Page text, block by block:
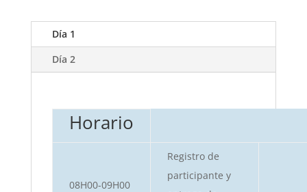
Día 1
Día 2
Horario
08H00-09H00
Registro de
participante y